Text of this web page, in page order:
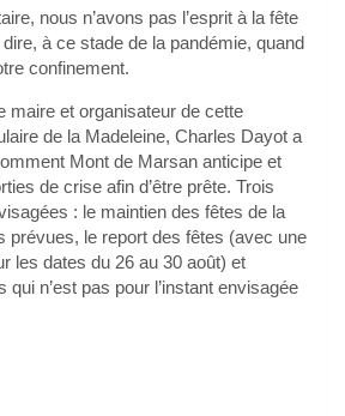
nous n’avons pas l’esprit à la fête
à ce stade de la pandémie, quand
confinement.
maire et organisateur de cette
de la Madeleine, Charles Dayot a
Mont de Marsan anticipe et
de crise afin d’être prête. Trois
: le maintien des fêtes de la
prévues, le report des fêtes (avec une
les dates du 26 au 30 août) et
qui n’est pas pour l’instant envisagée